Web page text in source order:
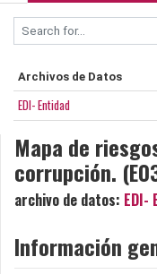
Archivos de Datos
EDI- Entidad
Mapa de
corrupción.
archivo de datos: EDI-
Información